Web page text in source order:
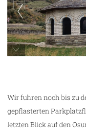
Wir fuhren noch bis zu
gepflasterten
letzten Blick auf den